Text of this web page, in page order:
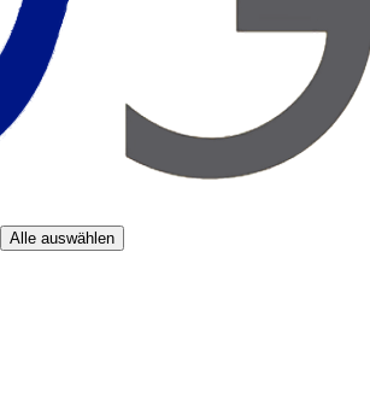
Alle auswählen